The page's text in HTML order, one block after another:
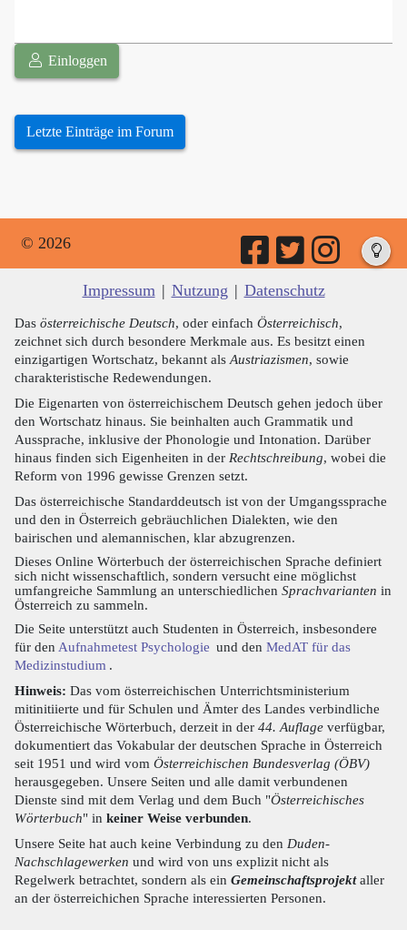
Einloggen
Letzte Einträge im Forum
© 2026
Impressum | Nutzung | Datenschutz
Das österreichische Deutsch, oder einfach Österreichisch,
zeichnet sich durch besondere Merkmale aus. Es besitzt einen
einzigartigen Wortschatz, bekannt als Austriazismen, sowie
charakteristische Redewendungen.
Die Eigenarten von österreichischem Deutsch gehen jedoch über
den Wortschatz hinaus. Sie beinhalten auch Grammatik und
Aussprache, inklusive der Phonologie und Intonation. Darüber
hinaus finden sich Eigenheiten in der Rechtschreibung, wobei die
Reform von 1996 gewisse Grenzen setzt.
Das österreichische Standarddeutsch ist von der Umgangssprache
und den in Österreich gebräuchlichen Dialekten, wie den
bairischen und alemannischen, klar abzugrenzen.
Dieses Online Wörterbuch der österreichischen Sprache definiert
sich nicht wissenschaftlich, sondern versucht eine möglichst
umfangreiche Sammlung an unterschiedlichen Sprachvarianten in
Österreich zu sammeln.
Die Seite unterstützt auch Studenten in Österreich, insbesondere
für den Aufnahmetest Psychologie und den MedAT für das
Medizinstudium .
Hinweis: Das vom österreichischen Unterrichtsministerium
mitinitiierte und für Schulen und Ämter des Landes verbindliche
Österreichische Wörterbuch, derzeit in der 44. Auflage verfügbar,
dokumentiert das Vokabular der deutschen Sprache in Österreich
seit 1951 und wird vom Österreichischen Bundesverlag (ÖBV)
herausgegeben. Unsere Seiten und alle damit verbundenen
Dienste sind mit dem Verlag und dem Buch "Österreichisches
Wörterbuch" in keiner Weise verbunden.
Unsere Seite hat auch keine Verbindung zu den Duden-
Nachschlagewerken und wird von uns explizit nicht als
Regelwerk betrachtet, sondern als ein Gemeinschaftsprojektaller
an der österreichichen Sprache interessierten Personen.